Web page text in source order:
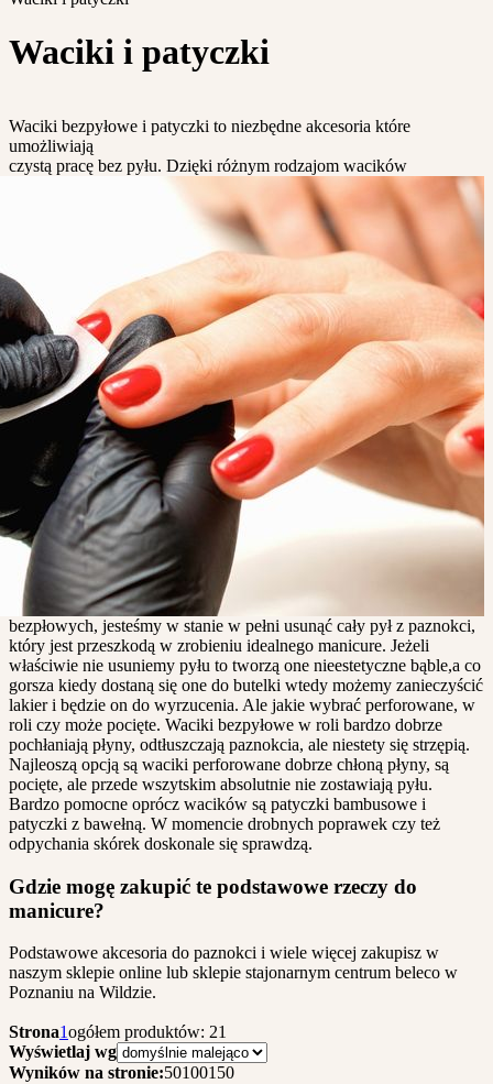
Waciki i patyczki
Waciki bezpyłowe i patyczki to niezbędne akcesoria które
umożliwiają
czystą pracę bez pyłu. Dzięki różnym rodzajom wacików
bezpłowych, jesteśmy w stanie w pełni usunąć cały pył z paznokci,
który jest przeszkodą w zrobieniu idealnego manicure. Jeżeli
właściwie nie usuniemy pyłu to tworzą one nieestetyczne bąble,a co
gorsza kiedy dostaną się one do butelki wtedy możemy zanieczyścić
lakier i będzie on do wyrzucenia. Ale jakie wybrać perforowane, w
roli czy może pocięte. Waciki bezpyłowe w roli bardzo dobrze
pochłaniają płyny, odtłuszczają paznokcia, ale niestety się strzępią.
Najleoszą opcją są waciki perforowane dobrze chłoną płyny, są
pocięte, ale przede wszytskim absolutnie nie zostawiają pyłu.
Bardzo pomocne oprócz wacików są patyczki bambusowe i
patyczki z bawełną. W momencie drobnych poprawek czy też
odpychania skórek doskonale się sprawdzą.
Gdzie mogę zakupić te podstawowe rzeczy do
manicure?
Podstawowe akcesoria do paznokci i wiele więcej zakupisz w
naszym sklepie online lub sklepie stajonarnym centrum beleco w
Poznaniu na Wildzie.
Strona1ogółem produktów: 21
Wyświetlaj wg
Wyników na stronie:50100150